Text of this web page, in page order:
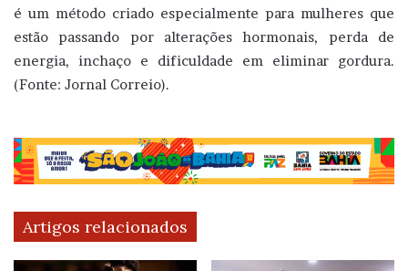
é um método criado especialmente para mulheres que
estão passando por alterações hormonais, perda de
energia, inchaço e dificuldade em eliminar gordura.
(Fonte: Jornal Correio).
Artigos relacionados